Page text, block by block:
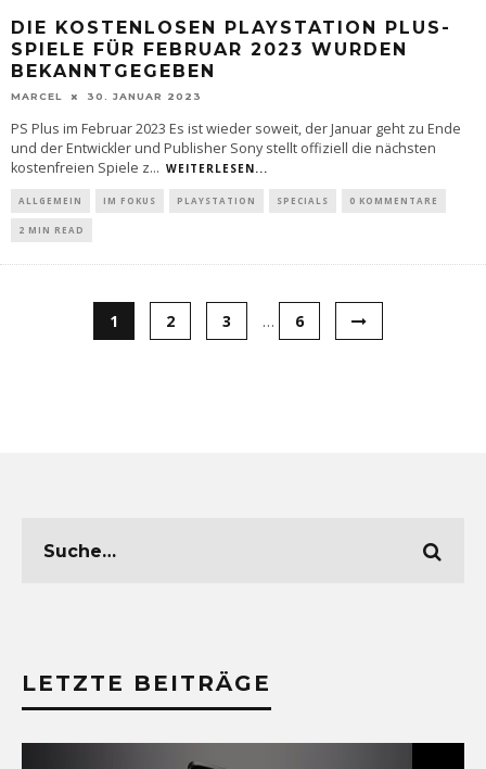
DIE KOSTENLOSEN PLAYSTATION PLUS-
SPIELE FÜR FEBRUAR 2023 WURDEN
BEKANNTGEGEBEN
MARCEL 30. JANUAR 2023
PS Plus im Februar 2023 Es ist wieder soweit, der Januar geht zu Ende
und der Entwickler und Publisher Sony stellt offiziell die nächsten
kostenfreien Spiele z... WEITERLESEN...
ALLGEMEIN IM FOKUS PLAYSTATION SPECIALS 0 KOMMENTARE
2 MIN READ
1 2 3 … 6
LETZTE BEITRÄGE